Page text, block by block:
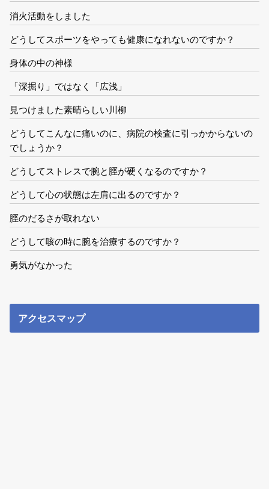
消火活動をしました
どうしてスポーツをやっても健康になれないのですか？
身体の中の神様
「深掘り」ではなく「広浅」
見つけました素晴らしい川柳
どうしてこんなに痛いのに、病院の検査に引っかからないの
でしょうか？
どうしてストレスで腕と脛が硬くなるのですか？
どうして心の状態は左肩に出るのですか？
脛のだるさが取れない
どうして咳の時に腕を治療するのですか？
勇気がなかった
アクセスマップ